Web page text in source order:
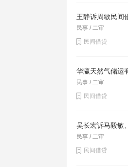
王静诉周敏民间
民事 / 二审
民间借贷
华瀛天然气储运
民事 / 二审
民间借贷
吴长宏诉马毅敏
民事 / 二审
民间借贷